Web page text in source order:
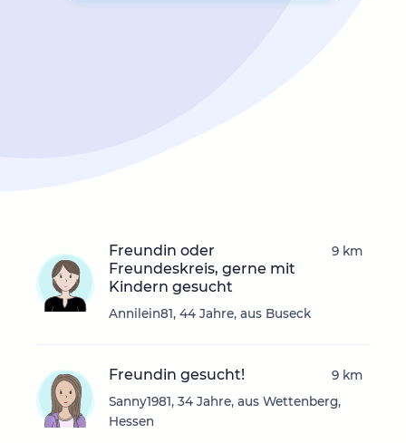
Freundin oder
Freundeskreis, gerne mit
Kindern gesucht
Annilein81, 44 Jahre, aus Buseck
9 km
Freundin gesucht!
Sanny1981, 34 Jahre, aus Wettenberg,
Hessen
9 km